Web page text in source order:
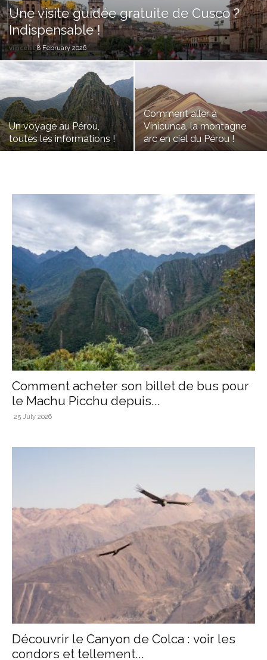
Une visite guidée gratuite de Cusco ?
Indispensable !
vincent 8 February 2026
Un voyage au Pérou,
toutes les informations !
Comment aller à
Vinicunca, la montagne
arc en ciel du Pérou !
Comment acheter son billet de bus pour
le Machu Picchu depuis...
25 July 2026
Découvrir le Canyon de Colca : voir les
condors et tellement...